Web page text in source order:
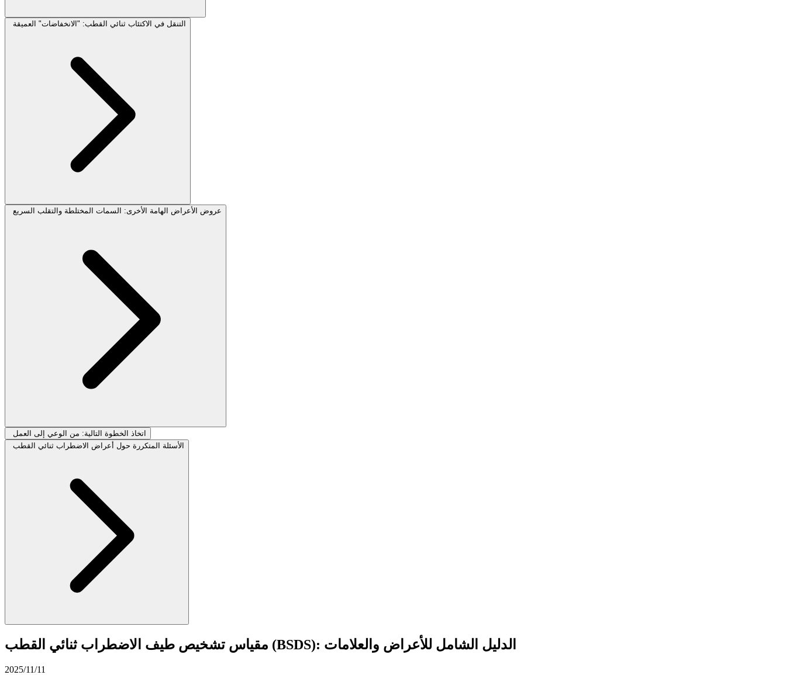
التنقل في الاكتئاب ثنائي القطب: "الانخفاضات" العميقة
عروض الأعراض الهامة الأخرى: السمات المختلطة والتقلب السريع
اتخاذ الخطوة التالية: من الوعي إلى العمل
الأسئلة المتكررة حول أعراض الاضطراب ثنائي القطب
مقياس تشخيص طيف الاضطراب ثنائي القطب (BSDS): الدليل الشامل للأعراض والعلامات
2025/11/11